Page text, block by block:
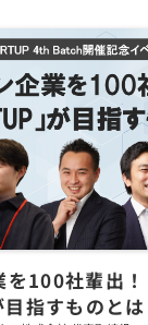
を100社輩出
指すものとは